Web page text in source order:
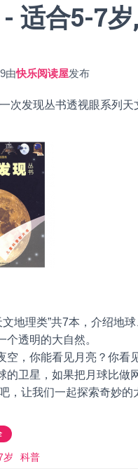
适合5-7
由快乐阅读屋发布
次发现丛书透视眼系列天
文地理类”共7本，介绍地
透明的大自然。
空，你能看见月亮？你看
的卫星，如果把月球比做
，让我们一起探索奇妙的
岁 科普